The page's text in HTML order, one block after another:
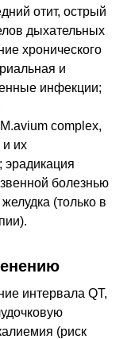
отит, острый
дыхательных
хронического
и
инфекции;
complex,
и их
болезнью
(только в
интервала QT,
(риск